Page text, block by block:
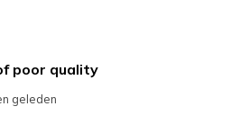
poor quality
geleden